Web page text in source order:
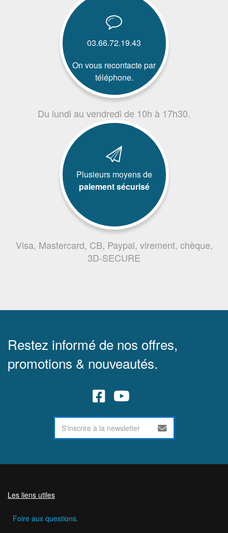
03.66.72.19.43
On vous recontacte par
téléphone.
Du lundi au vendredi de 10h à 17h30.
Plusieurs moyens de
paiement sécurisé
Visa, Mastercard, CB, Paypal, virement, chèque,
3D-SECURE
Restez informé de nos offres,
promotions & nouveautés.
Les liens utiles
Foire aux questions.